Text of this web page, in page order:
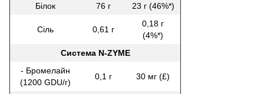
Білок
76 г 23 г (46%*)
Сіль 0,61 г
0,18 г
(4%*)
Система N-ZYME
- Бромелайн
(1200 GDU/г)
0,1 г 30 мг (£)